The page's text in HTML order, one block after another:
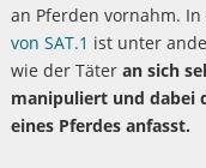
an Pferden vornahm. In
von SAT.1 ist unter
wie der Täteran sich
manipuliert und dabei
eines Pferdes anfasst.